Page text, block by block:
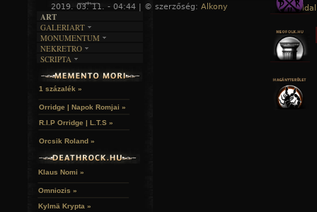
2019. 03. 11. - 04:44 | © szerzőség: Alkony « Főoldal
ART
GALERIART
ARTGALERI
KÉPREGÉNYEK
LAKÁSKULTS
MONUMENTUM
TEMETŐK
TEMPLOMOK
VÁRAK
HELYEK
NEKRETRO
SZUBKULT
FEKETE LYUK
RELIKVIÁK
SCRIPTA
NOVELLÁK
VERSEK
1 százalék »
Orridge | Napok Romjai »
R.I.P Orridge | L.T.S »
Orcsik Roland »
Klaus Nomi »
Omniozis »
Kylmä Krypta »